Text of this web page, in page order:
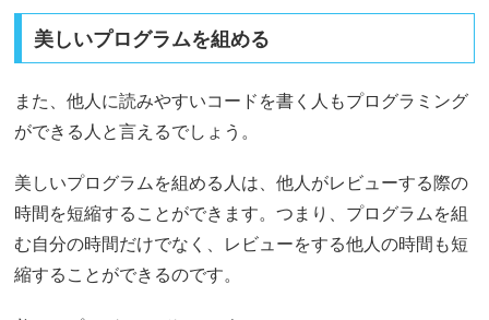
美しいプログラムを組める
また、他人に読みやすいコードを書く人もプログラミング
ができる人と言えるでしょう。
美しいプログラムを組める人は、他人がレビューする際の
時間を短縮することができます。つまり、プログラムを組
む自分の時間だけでなく、レビューをする他人の時間も短
縮することができるのです。